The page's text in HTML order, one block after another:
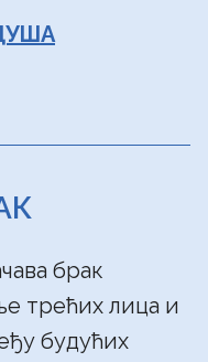
брак
трећих лица и
будућих